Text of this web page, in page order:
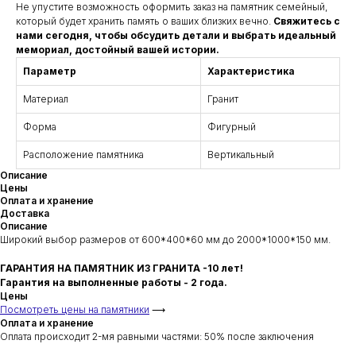
Не упустите возможность оформить заказ на памятник семейный,
который будет хранить память о ваших близких вечно. Свяжитесь с
нами сегодня, чтобы обсудить детали и выбрать идеальный
мемориал, достойный вашей истории.
Параметр
Характеристика
Материал Гранит
Форма Фигурный
Расположение памятника
Вертикальный
Описание
Цены
Оплата и хранение
Доставка
Описание
Широкий выбор размеров от 600*400*60 мм до 2000*1000*150 мм.
ГАРАНТИЯ НА ПАМЯТНИК ИЗ ГРАНИТА -10 лет!
Гарантия на выполненные работы - 2 года.
Цены
Посмотреть цены на памятники ⟶
Оплата и хранение
Оплата происходит 2-мя равными частями: 50% после заключения